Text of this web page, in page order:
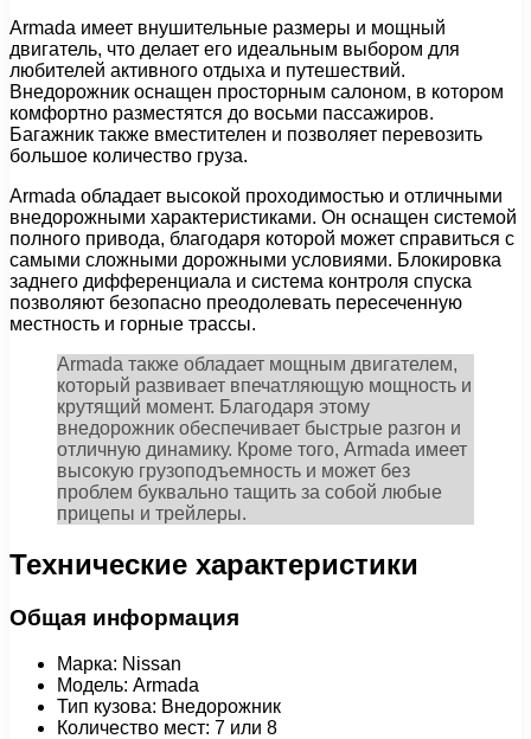
Armada имеет внушительные размеры и мощный
двигатель, что делает его идеальным выбором для
любителей активного отдыха и путешествий.
Внедорожник оснащен просторным салоном, в котором
комфортно разместятся до восьми пассажиров.
Багажник также вместителен и позволяет перевозить
большое количество груза.
Armada обладает высокой проходимостью и отличными
внедорожными характеристиками. Он оснащен системой
полного привода, благодаря которой может справиться с
самыми сложными дорожными условиями. Блокировка
заднего дифференциала и система контроля спуска
позволяют безопасно преодолевать пересеченную
местность и горные трассы.
Armada также обладает мощным двигателем,
который развивает впечатляющую мощность и
крутящий момент. Благодаря этому
внедорожник обеспечивает быстрые разгон и
отличную динамику. Кроме того, Armada имеет
высокую грузоподъемность и может без
проблем буквально тащить за собой любые
прицепы и трейлеры.
Технические характеристики
Общая информация
Марка: Nissan
Модель: Armada
Тип кузова: Внедорожник
Количество мест: 7 или 8